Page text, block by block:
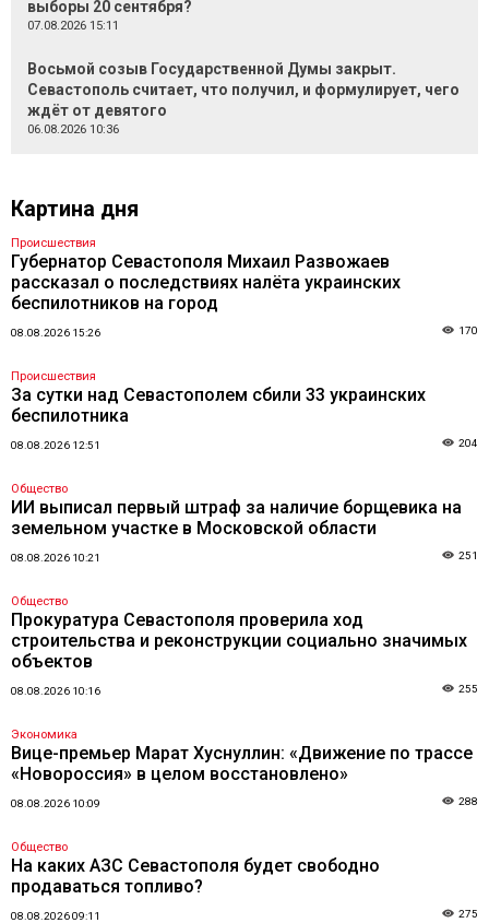
выборы 20 сентября?
07.08.2026 15:11
Восьмой созыв Государственной Думы закрыт.
Севастополь считает, что получил, и формулирует, чего
ждёт от девятого
06.08.2026 10:36
Картина дня
Происшествия
Губернатор Севастополя Михаил Развожаев
рассказал о последствиях налёта украинских
беспилотников на город
08.08.2026 15:26 170
Происшествия
За сутки над Севастополем сбили 33 украинских
беспилотника
08.08.2026 12:51 204
Общество
ИИ выписал первый штраф за наличие борщевика на
земельном участке в Московской области
08.08.2026 10:21 251
Общество
Прокуратура Севастополя проверила ход
строительства и реконструкции социально значимых
объектов
08.08.2026 10:16 255
Экономика
Вице-премьер Марат Хуснуллин: «Движение по трассе
«Новороссия» в целом восстановлено»
08.08.2026 10:09 288
Общество
На каких АЗС Севастополя будет свободно
продаваться топливо?
08.08.2026 09:11 275